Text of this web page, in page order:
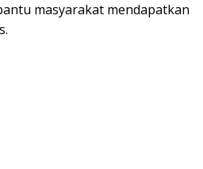
masyarakat mendapatkan